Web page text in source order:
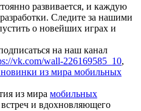
развивается, и каждую
Следите за нашими
о новейших играх и
на наш канал
vk.com/wall-226169585_10,
новинки из мира мобильных
из мира мобильных
и вдохновляющего